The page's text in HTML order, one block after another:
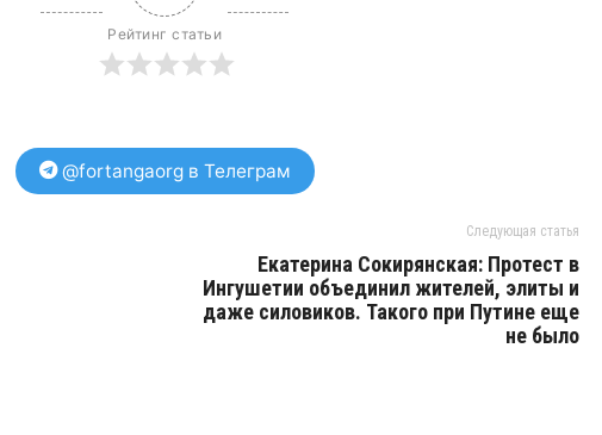
Рейтинг статьи
@fortangaorg в Телеграм
Следующая статья
Екатерина Сокирянская: Протест в
Ингушетии объединил жителей, элиты и
даже силовиков. Такого при Путине еще
не было